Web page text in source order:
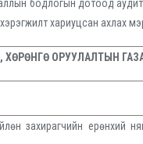
бодлогын дотоод
хариуцсан ахлах
ХӨРӨНГӨ ОРУУЛАЛТЫН
захирагчийн ерөнхий